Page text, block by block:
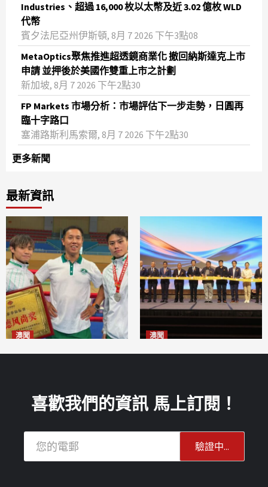
Industries、超過 16,000 枚以太幣及近 3.02 億枚 WLD
代幣
賓夕法尼亞州伊斯頓, 8月 7 2026 下午3點08
MetaOptics聚焦推進超透鏡商業化 撤回納斯達克上市
申請 並押後於美國作雙重上市之計劃
新加坡, 8月 7 2026 下午2點30
FP Markets 市場分析：市場評估下一步走勢，日圓再
臨十字路口
塞浦路斯利馬索爾, 8月 7 2026 下午2點30
更多新聞
最新資訊
澳聞 澳聞
喜歡我們的資訊 馬上訂閱！